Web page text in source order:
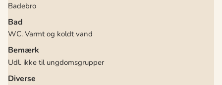
Badebro
Bad
WC. Varmt og koldt vand
Bemærk
Udl. ikke til ungdomsgrupper
Diverse